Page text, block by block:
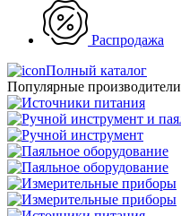
Распродажа
Полный каталог
Популярные производители